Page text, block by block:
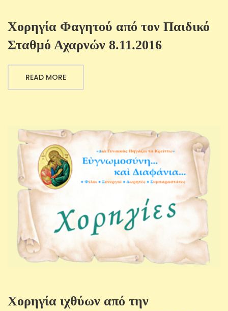
Χορηγία Φαγητού από τον Παιδικό
Σταθμό Αχαρνών 8.11.2016
READ MORE
Χορηγία ιχθύων από την